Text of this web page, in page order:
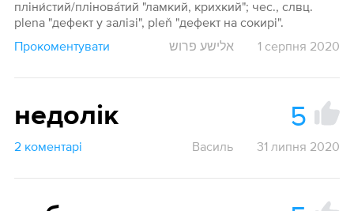
пліни́стий/пліновáтий "ламкий, крихкий"; чес., слвц.
plena "дефект у залізі", pleň "дефект на сокирі".
Прокоментувати
אלישע פרוש 1 серпня 2020
недолік 5
2 коментарі Василь 31 липня 2020